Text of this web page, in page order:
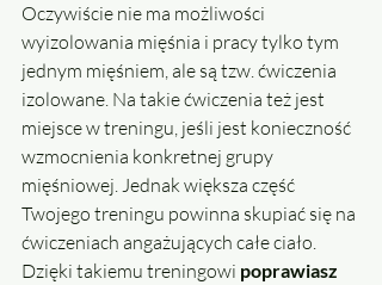
Oczywiście nie ma możliwości
wyizolowania mięśnia i pracy tylko tym
jednym mięśniem, ale są tzw. ćwiczenia
izolowane. Na takie ćwiczenia też jest
miejsce w treningu, jeśli jest konieczność
wzmocnienia konkretnej grupy
mięśniowej. Jednak większa część
Twojego treningu powinna skupiać się na
ćwiczeniach angażujących całe ciało.
Dzięki takiemu treningowi poprawiasz